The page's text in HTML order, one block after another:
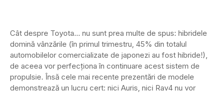
Cât despre Toyota… nu sunt prea multe de spus: hibridele
domină vânzările (în primul trimestru, 45% din totalul
automobilelor comercializate de japonezi au fost hibride!),
de aceea vor perfecționa în continuare acest sistem de
propulsie. Însă cele mai recente prezentări de modele
demonstrează un lucru cert: nici Auris, nici Rav4 nu vor